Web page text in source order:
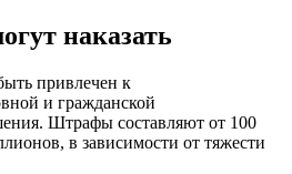
наказать
привлечен к
и гражданской
Штрафы составляют от 100
в зависимости от тяжести